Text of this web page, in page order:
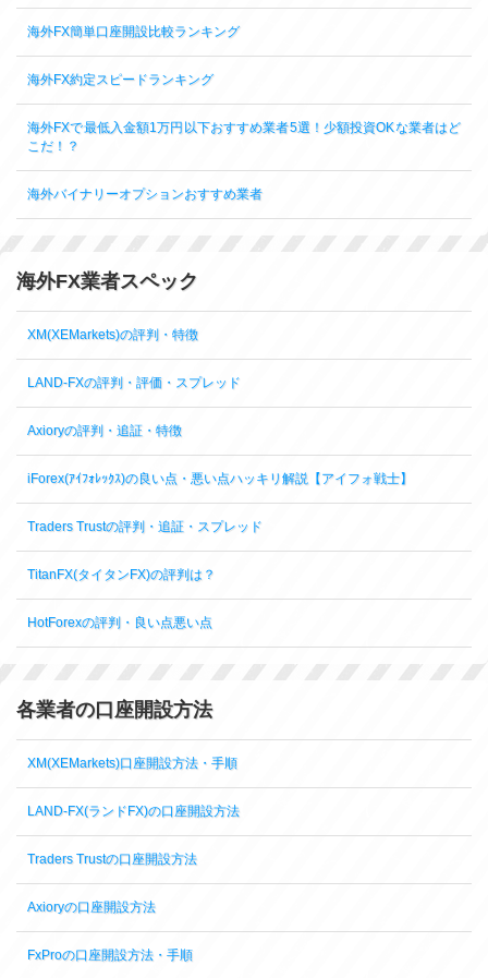
海外FX簡単口座開設比較ランキング
海外FX約定スピードランキング
海外FXで最低入金額1万円以下おすすめ業者5選！少額投資OKな業者はど
こだ！？
海外バイナリーオプションおすすめ業者
海外FX業者スペック
XM(XEMarkets)の評判・特徴
LAND-FXの評判・評価・スプレッド
Axioryの評判・追証・特徴
iForex(ｱｲﾌｫﾚｯｸｽ)の良い点・悪い点ハッキリ解説【アイフォ戦士】
Traders Trustの評判・追証・スプレッド
TitanFX(タイタンFX)の評判は？
HotForexの評判・良い点悪い点
各業者の口座開設方法
XM(XEMarkets)口座開設方法・手順
LAND-FX(ランドFX)の口座開設方法
Traders Trustの口座開設方法
Axioryの口座開設方法
FxProの口座開設方法・手順